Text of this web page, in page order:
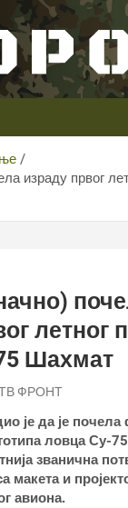
ФРОНТ
израду првог
летног
Шахмат
ФРОНТ
је да је
ловца Су-
званична
макета и
авиона.